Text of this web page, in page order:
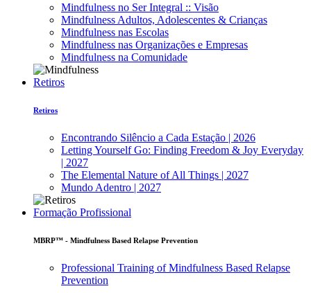
Mindfulness no Ser Integral :: Visão
Mindfulness Adultos, Adolescentes & Crianças
Mindfulness nas Escolas
Mindfulness nas Organizações e Empresas
Mindfulness na Comunidade
Retiros
Retiros
Encontrando Silêncio a Cada Estação | 2026
Letting Yourself Go: Finding Freedom & Joy Everyday
| 2027
The Elemental Nature of All Things | 2027
Mundo Adentro | 2027
Formação Profissional
MBRP™ - Mindfulness Based Relapse Prevention
Professional Training of Mindfulness Based Relapse
Prevention